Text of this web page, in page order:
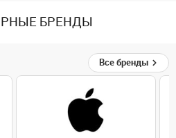
БРЕНДЫ
Все бренды